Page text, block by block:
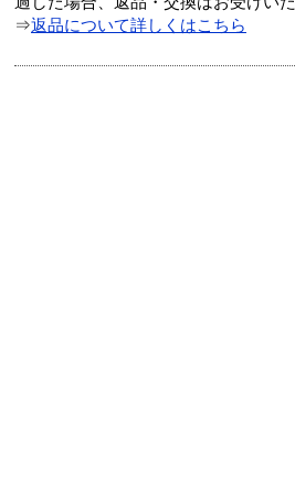
⇒返品について詳しくはこちら